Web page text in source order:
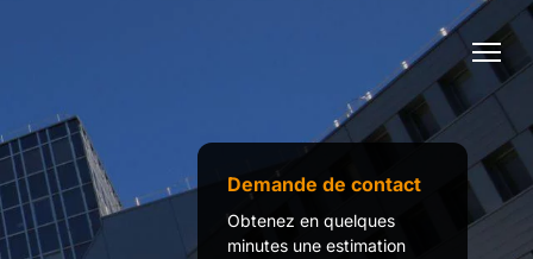
Demande de contact
Obtenez en quelques
minutes une estimation